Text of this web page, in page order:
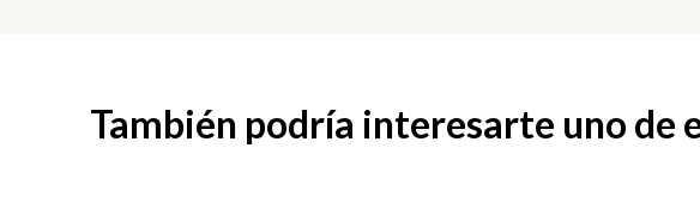
También podría interesarte uno de